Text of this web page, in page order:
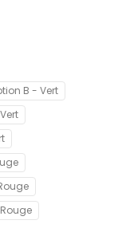
B - Vert